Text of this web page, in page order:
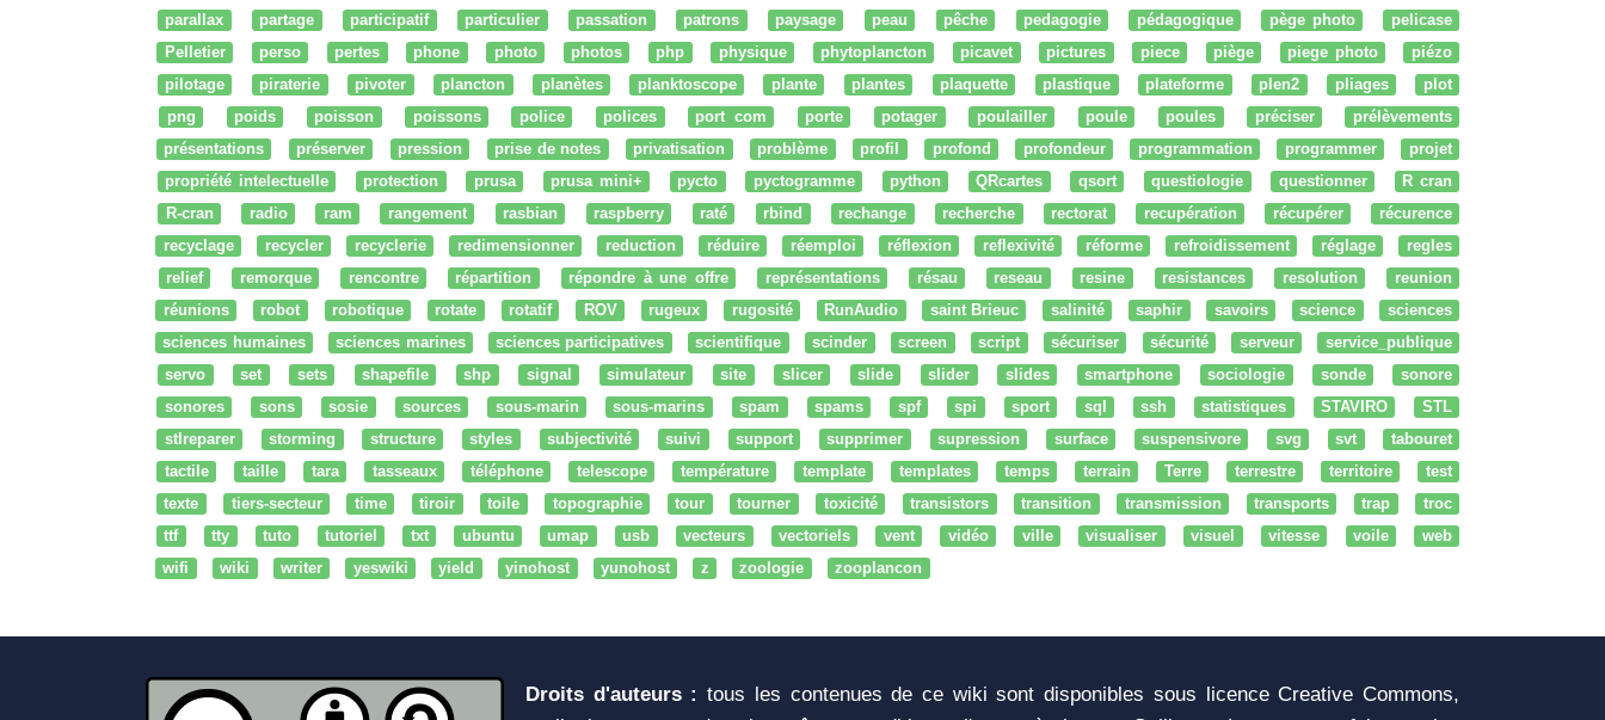
parallax
partage participatif particulier passation patrons paysage peau pêche pedagogie pédagogique pège photo
pelicase
Pelletier
perso pertes phone photo photos php physique phytoplancton picavet pictures piece piège piege photo
piézo
pilotage
piraterie pivoter plancton planètes planktoscope plante plantes plaquette plastique plateforme plen2 pliages
plot
png
poids poisson poissons police polices port com porte potager poulailler poule poules préciser
prélèvements
présentations
préserver pression prise de notes privatisation problème profil profond profondeur programmation programmer
projet
propriété intelectuelle
protection prusa prusa mini+ pycto pyctogramme python QRcartes qsort questiologie questionner
R cran
R-cran
radio ram rangement rasbian raspberry raté rbind rechange recherche rectorat recupération récupérer
récurence
recyclage
recycler recyclerie redimensionner reduction réduire réemploi réflexion reflexivité réforme refroidissement réglage
regles
relief
remorque rencontre répartition répondre à une offre représentations résau reseau resine resistances resolution
reunion
réunions
robot robotique rotate rotatif ROV rugeux rugosité RunAudio saint Brieuc salinité saphir savoirs science
sciences
sciences humaines
sciences marines sciences participatives scientifique scinder screen script sécuriser sécurité serveur
service_publique
servo
set sets shapefile shp signal simulateur site slicer slide slider slides smartphone sociologie sonde
sonore
sonores
sons sosie sources sous-marin sous-marins spam spams spf spi sport sql ssh statistiques STAVIRO
STL
stlreparer
storming structure styles subjectivité suivi support supprimer supression surface suspensivore svg svt
tabouret
tactile
taille tara tasseaux téléphone telescope température template templates temps terrain Terre terrestre territoire
test
texte
tiers-secteur time tiroir toile topographie tour tourner toxicité transistors transition transmission transports trap
troc
ttf
tty tuto tutoriel txt ubuntu umap usb vecteurs vectoriels vent vidéo ville visualiser visuel vitesse voile
web
wifi
wiki writer yeswiki yield yinohost yunohost z zoologie zooplancon
Droits d'auteurs : tous les contenues de ce wiki sont disponibles sous licence Creative Commons,